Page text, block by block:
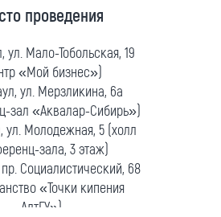
проведения
ул. Мало-Тобольская, 19
«Мой бизнес»)
ул. Мерзликина, 6а
зал «Аквалар-Сибирь»)
ул. Молодежная, 5 (холл
зала, 3 этаж)
Социалистический, 68
«Точки кипения
АлтГУ»)